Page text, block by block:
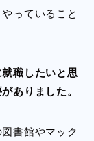
っていること
職したいと思
ありました。
書館やマック